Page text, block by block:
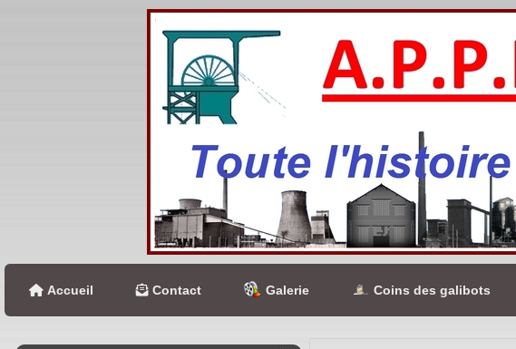
Accueil Contact Galerie Coins des galibots